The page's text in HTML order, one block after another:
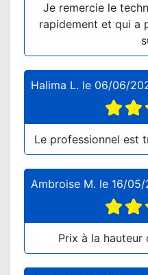
Je remercie le
rapidement et qui a
Halima L. le 06/06/
Le professionnel est
Ambroise M. le 16/
Prix à la hauteur